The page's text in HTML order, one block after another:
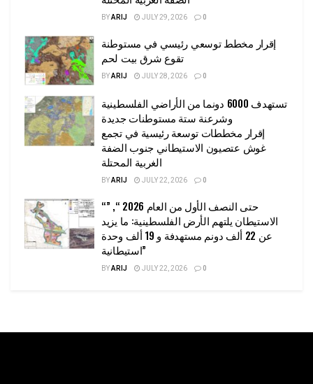
BYARIJ JULY 29, 2026 0
إقرار مخطط توسعي رئيسي في مستوطنة
تقوع شرق بيت لحم
BYARIJ JULY 28, 2026 0
تستهدف 6000 دونما من الأراضي الفلسطينية
وشرعنة ستة مستوطنات جديدة
إقرار مخططات توسعة رئيسية في تجمع
غوش عتصيون الاستيطاني جنوب الضفة
الغربية المحتلة
BYARIJ JULY 22, 2026 0
“حتى النصف الأول من العام 2026 “, ”
الاستيطان يلتهم الأرض الفلسطينية: ما يزيد
عن 22 ألف دونم مستهدفة و 19 ألف وحدة
استيطانية”
BYARIJ JULY 22, 2026 0